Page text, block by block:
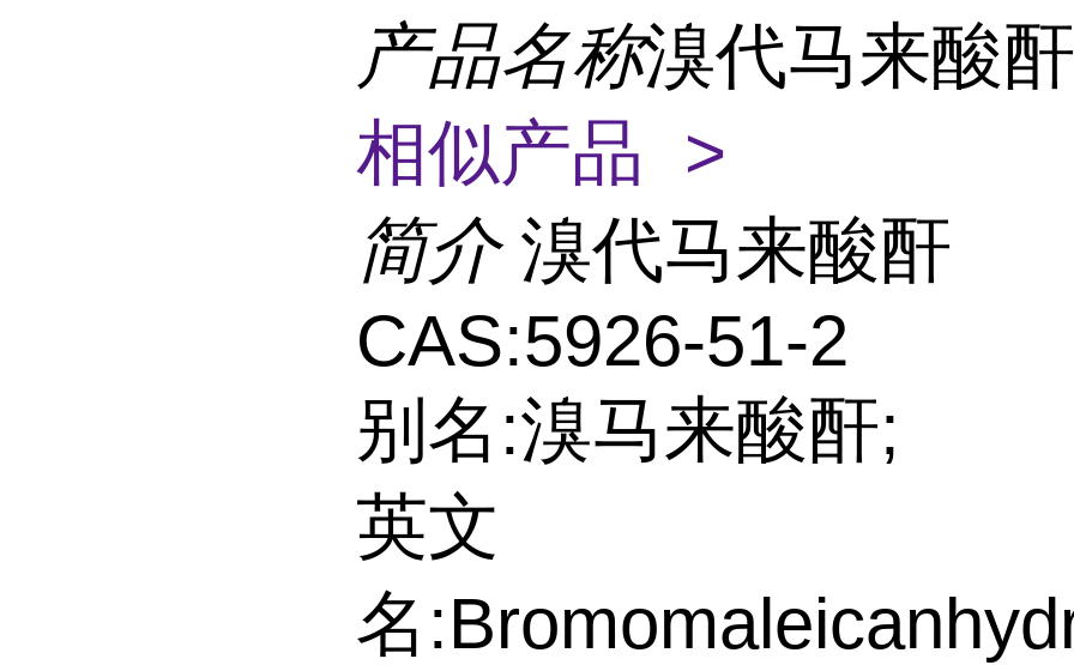
产品名称溴代马来酸
相似产品 >
简介 溴代马来酸酐
CAS:5926-51-2
别名:溴马来酸酐;
英文
名